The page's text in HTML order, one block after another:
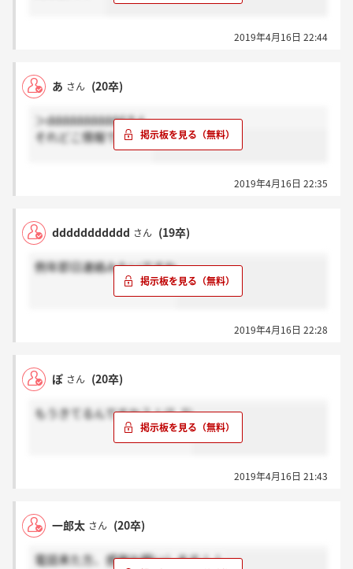
2019年4月16日 22:44
あ さん (20卒)
＞dddddddddddさん
それどこ情報ですか？
2019年4月16日 22:35
ddddddddddd さん (19卒)
例年即日連絡みたいですね
2019年4月16日 22:28
ぽ さん (20卒)
もうきてるんですか？！(T_T)
2019年4月16日 21:43
一郎太 さん (20卒)
電話来た方、感謝お願いします！！